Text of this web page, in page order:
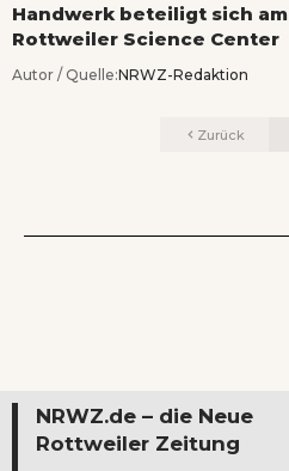
Handwerk beteiligt sich am
Rottweiler Science Center
Autor / Quelle:NRWZ-Redaktion
Zurück
NRWZ.de – die Neue
Rottweiler Zeitung